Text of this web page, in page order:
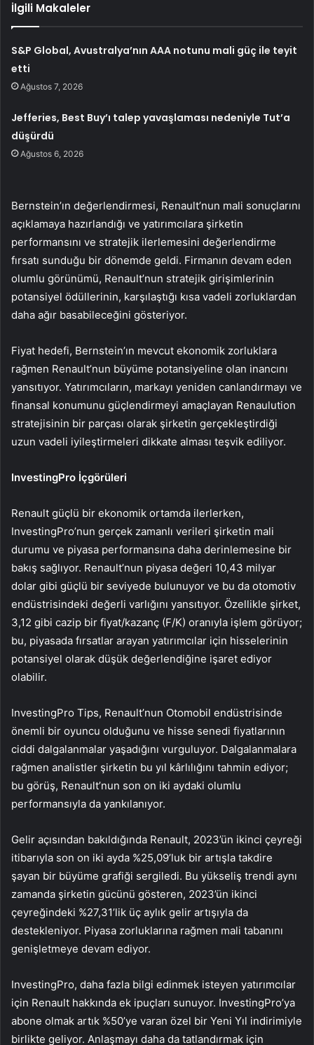
İlgili Makaleler
S&P Global, Avustralya’nın AAA notunu mali güç ile teyit
etti
Ağustos 7, 2026
Jefferies, Best Buy’ı talep yavaşlaması nedeniyle Tut’a
düşürdü
Ağustos 6, 2026
Bernstein’ın değerlendirmesi, Renault’nun mali sonuçlarını
açıklamaya hazırlandığı ve yatırımcılara şirketin
performansını ve stratejik ilerlemesini değerlendirme
fırsatı sunduğu bir dönemde geldi. Firmanın devam eden
olumlu görünümü, Renault’nun stratejik girişimlerinin
potansiyel ödüllerinin, karşılaştığı kısa vadeli zorluklardan
daha ağır basabileceğini gösteriyor.
Fiyat hedefi, Bernstein’ın mevcut ekonomik zorluklara
rağmen Renault’nun büyüme potansiyeline olan inancını
yansıtıyor. Yatırımcıların, markayı yeniden canlandırmayı ve
finansal konumunu güçlendirmeyi amaçlayan Renaulution
stratejisinin bir parçası olarak şirketin gerçekleştirdiği
uzun vadeli iyileştirmeleri dikkate alması teşvik ediliyor.
InvestingPro İçgörüleri
Renault güçlü bir ekonomik ortamda ilerlerken,
InvestingPro’nun gerçek zamanlı verileri şirketin mali
durumu ve piyasa performansına daha derinlemesine bir
bakış sağlıyor. Renault’nun piyasa değeri 10,43 milyar
dolar gibi güçlü bir seviyede bulunuyor ve bu da otomotiv
endüstrisindeki değerli varlığını yansıtıyor. Özellikle şirket,
3,12 gibi cazip bir fiyat/kazanç (F/K) oranıyla işlem görüyor;
bu, piyasada fırsatlar arayan yatırımcılar için hisselerinin
potansiyel olarak düşük değerlendiğine işaret ediyor
olabilir.
InvestingPro Tips, Renault’nun Otomobil endüstrisinde
önemli bir oyuncu olduğunu ve hisse senedi fiyatlarının
ciddi dalgalanmalar yaşadığını vurguluyor. Dalgalanmalara
rağmen analistler şirketin bu yıl kârlılığını tahmin ediyor;
bu görüş, Renault’nun son on iki aydaki olumlu
performansıyla da yankılanıyor.
Gelir açısından bakıldığında Renault, 2023’ün ikinci çeyreği
itibarıyla son on iki ayda %25,09’luk bir artışla takdire
şayan bir büyüme grafiği sergiledi. Bu yükseliş trendi aynı
zamanda şirketin gücünü gösteren, 2023’ün ikinci
çeyreğindeki %27,31’lik üç aylık gelir artışıyla da
destekleniyor. Piyasa zorluklarına rağmen mali tabanını
genişletmeye devam ediyor.
InvestingPro, daha fazla bilgi edinmek isteyen yatırımcılar
için Renault hakkında ek ipuçları sunuyor. InvestingPro’ya
abone olmak artık %50’ye varan özel bir Yeni Yıl indirimiyle
birlikte geliyor. Anlaşmayı daha da tatlandırmak için